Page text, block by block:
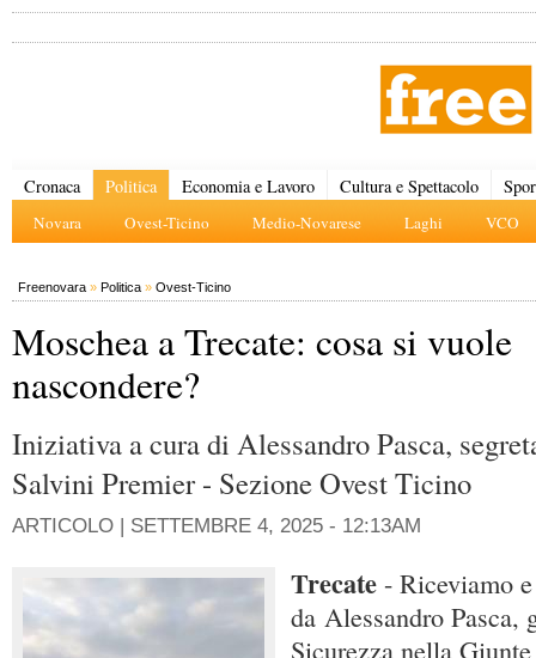
Cronaca Politica
Novara Ovest-Ticino Medio-Novarese Laghi VCO
Economia e Lavoro Cultura e Spettacolo
Freenovara » Politica » Ovest-Ticino
Moschea a Trecate: cosa si vuole
nascondere?
Iniziativa a cura di Alessandro Pasca,
Salvini Premier - Sezione Ovest Ticino
ARTICOLO | SETTEMBRE 4, 2025 - 12:13AM
Trecate - Riceviamo
da Alessandro Pasca,
Sicurezza nella